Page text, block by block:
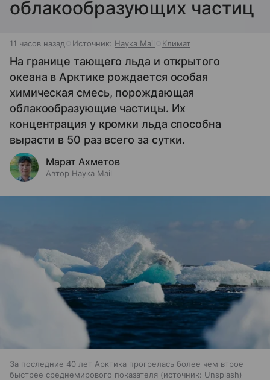
облакообразующих частиц
11 часов назад Источник: Наука Mail Климат
На границе тающего льда и открытого
океана в Арктике рождается особая
химическая смесь, порождающая
облакообразующие частицы. Их
концентрация у кромки льда способна
вырасти в 50 раз всего за сутки.
Марат Ахметов
Автор Наука Mail
За последние 40 лет Арктика прогрелась более чем втрое
быстрее среднемирового показателя
источник: Unsplash